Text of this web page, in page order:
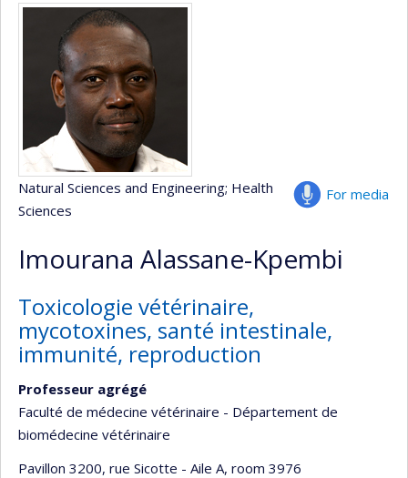
For media
Natural Sciences and Engineering; Health
Sciences
Imourana Alassane-Kpembi
Toxicologie vétérinaire,
mycotoxines, santé intestinale,
immunité, reproduction
Professeur agrégé
Faculté de médecine vétérinaire - Département de
biomédecine vétérinaire
Pavillon 3200, rue Sicotte - Aile A, room 3976